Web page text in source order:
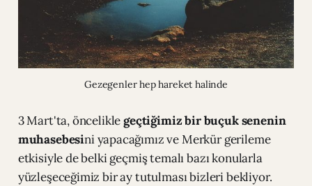
Gezegenler hep hareket halinde
3 Mart'ta, önceliklegeçtiğimiz bir buçuk senenin
muhasebesini yapacağımız ve Merkür gerileme
etkisiyle de belki geçmiş temalı bazı konularla
yüzleşeceğimiz bir ay tutulması bizleri bekliyor.